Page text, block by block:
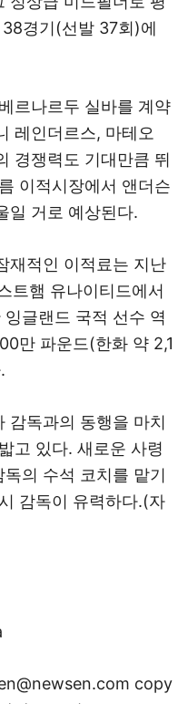
경기(선발 37회)에
르나르두 실바를 계약
레인더르스, 마테오
경쟁력도 기대만큼 뛰
이적시장에서 앤더슨
일 거로 예상된다.
재적인 이적료는 지난
트햄 유나이티드에서
글랜드 국적 선수 역
만 파운드(한화 약 2,1
감독과의 동행을 마치
고 있다. 새로운 사령
의 수석 코치를 맡기
감독이 유력하다.(자
copy